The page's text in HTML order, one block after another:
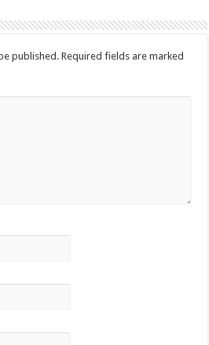
published. Required fields are marked